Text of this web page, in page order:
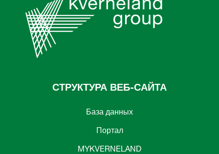
СТРУКТУРА ВЕБ-САЙТА
База данных
Портал
MYKVERNELAND